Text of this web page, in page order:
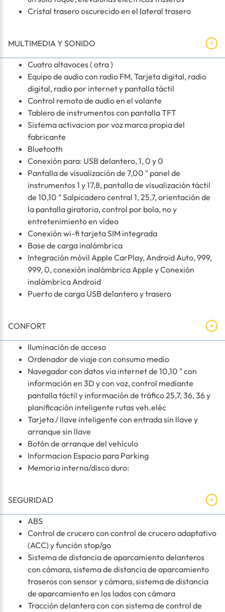
Cristal trasero oscurecido en el lateral trasero
MULTIMEDIA Y SONIDO
Cuatro altavoces ( otra )
Equipo de audio con radio FM, Tarjeta digital, radio
digital, radio por internet y pantalla táctil
Control remoto de audio en el volante
Tablero de instrumentos con pantalla TFT
Sistema activacion por voz marca propia del
fabricante
Bluetooth
Conexión para: USB delantero, 1, 0 y 0
Pantalla de visualización de 7,00 " panel de
instrumentos 1 y 17,8, pantalla de visualización táctil
de 10,10 " Salpicadero central 1, 25,7, orientación de
la pantalla giratoria, control por bola, no y
entretenimiento en vídeo
Conexión wi-fi tarjeta SIM integrada
Base de carga inalámbrica
Integración móvil Apple CarPlay, Android Auto, 999,
999, 0, conexión inalámbrica Apple y Conexión
inalámbrica Android
Puerto de carga USB delantero y trasero
CONFORT
Iluminación de acceso
Ordenador de viaje con consumo medio
Navegador con datos vía internet de 10,10 " con
información en 3D y con voz, control mediante
pantalla táctil y información de tráfico 25,7, 36, 36 y
planificación inteligente rutas veh.eléc
Tarjeta / llave inteligente con entrada sin llave y
arranque sin llave
Botón de arranque del vehículo
Informacion Espacio para Parking
Memoria interna/disco duro:
SEGURIDAD
ABS
Control de crucero con control de crucero adaptativo
(ACC) y función stop/go
Sistema de distancia de aparcamiento delanteros
con cámara, sistema de distancia de aparcamiento
traseros con sensor y cámara, sistema de distancia
de aparcamiento en los lados con cámara
Tracción delantera con con sistema de control de